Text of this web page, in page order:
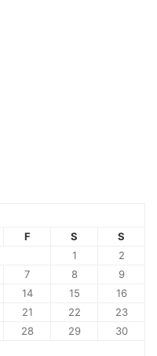
F S
S
1
2
7 8
9
14 15
16
21 22
23
28 29
30